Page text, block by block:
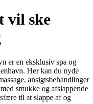
vil ske
er en eksklusiv spa og
Her kan du nyde
ansigtsbehandlinger
smukke og afslappende
til at slappe af og